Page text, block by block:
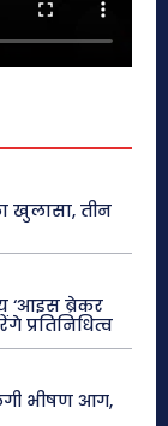
खुलासा, तीन
‘आइस ब्रेकर
भीषण आग,